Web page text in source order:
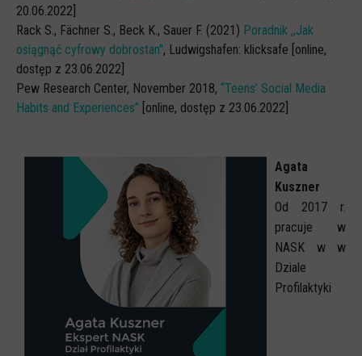
20.06.2022]
Rack S., Fächner S., Beck K., Sauer F. (2021) Poradnik ,,Jak
osiągnąć cyfrowy dobrostan", Ludwigshafen: klicksafe [online,
dostęp z 23.06.2022]
Pew Research Center, November 2018, “Teens’ Social Media
Habits and Experiences” [online, dostęp z 23.06.2022]
Agata
Kuszner
Od 2017 r.
pracuje w
NASK w w
Dziale
Profilaktyki